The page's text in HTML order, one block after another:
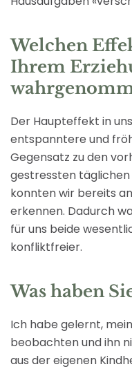
Welchen
Ihrem
Der Haupteffekt in
entspanntere und
Gegensatz zu den
gestressten täglichen
konnten wir bereits
erkennen. Dadurch
für uns beide
konfliktfreier.
Was haben
Ich habe gelernt,
beobachten und ihn
aus der eigenen